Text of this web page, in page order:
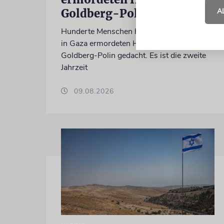
Goldberg-Polin
Hunderte Menschen haben am Freitag der
in Gaza ermordeten Hamas-Geisel Hersh
Goldberg-Polin gedacht. Es ist die zweite
Jahrzeit
09.08.2026